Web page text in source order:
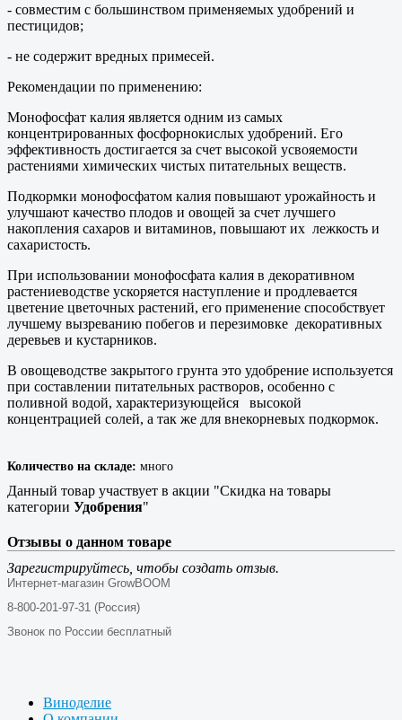
- совместим с большинством применяемых удобрений и
пестицидов;
- не содержит вредных примесей.
Рекомендации по применению:
Монофосфат калия является одним из самых
концентрированных фосфорнокислых удобрений. Его
эффективность достигается за счет высокой усвояемости
растениями химических чистых питательных веществ.
Подкормки монофосфатом калия повышают урожайность и
улучшают качество плодов и овощей за счет лучшего
накопления сахаров и витаминов, повышают их лежкость и
сахаристость.
При использовании монофосфата калия в декоративном
растениеводстве ускоряется наступление и продлевается
цветение цветочных растений, его применение способствует
лучшему вызреванию побегов и перезимовке декоративных
деревьев и кустарников.
В овощеводстве закрытого грунта это удобрение используется
при составлении питательных растворов, особенно с
поливной водой, характеризующейся высокой
концентрацией солей, а так же для внекорневых подкормок.
Количество на складе: много
Данный товар участвует в акции "Скидка на товары
категории Удобрения"
Отзывы о данном товаре
Зарегистрируйтесь, чтобы создать отзыв.
Интернет-магазин GrowBOOM
8-800-201-97-31 (Россия)
Звонок по России бесплатный
Виноделие